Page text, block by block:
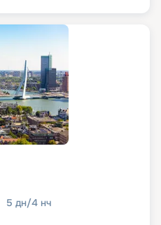
5 дн/4 нч